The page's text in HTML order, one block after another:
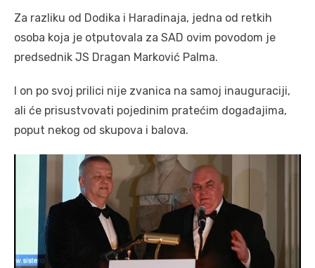
Za razliku od Dodika i Haradinaja, jedna od retkih
osoba koja je otputovala za SAD ovim povodom je
predsednik JS Dragan Marković Palma.
I on po svoj prilici nije zvanica na samoj inauguraciji,
ali će prisustvovati pojedinim pratećim događajima,
poput nekog od skupova i balova.